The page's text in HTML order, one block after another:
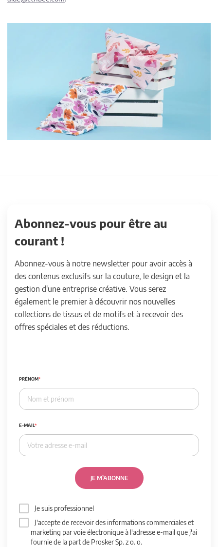
Abonnez-vous pour être au
courant !
Abonnez-vous à notre newsletter pour avoir accès à
des contenus exclusifs sur la couture, le design et la
gestion d'une entreprise créative. Vous serez
également le premier à découvrir nos nouvelles
collections de tissus et de motifs et à recevoir des
offres spéciales et des réductions.
PRÉNOM
E-MAIL
JE M’ABONNE
Je suis professionnel
J'accepte de recevoir des informations commerciales et
marketing par voie électronique à l'adresse e-mail que j'ai
fournie de la part de Prosker Sp. z o. o.